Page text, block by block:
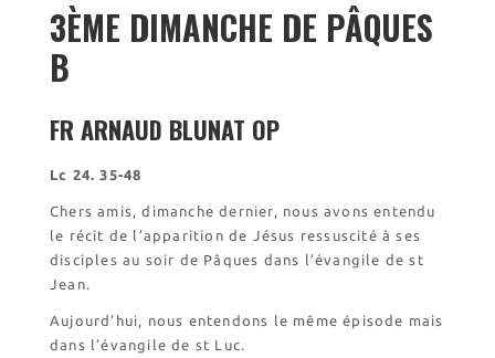
Historique
Accueil monastique
Horaires
3ÈME DIMANCHE DE PÂQUES
B
FR ARNAUD BLUNAT OP
Lc 24. 35-48
Chers amis, dimanche dernier, nous avons entendu
le récit de l’apparition de Jésus ressuscité à ses
disciples au soir de Pâques dans l’évangile de st
Jean.
Aujourd’hui, nous entendons le même épisode mais
dans l’évangile de st Luc.